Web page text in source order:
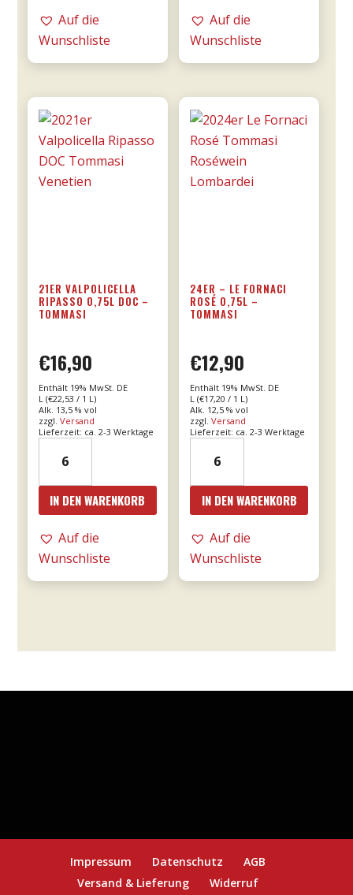
Manduria
-
Menge
Auf die
Wunschliste
Menge
Auf die
Wunschliste
21ER VALPOLICELLA
RIPASSO 0,75L DOC –
TOMMASI
€16,90
Enthält 19% MwSt. DE
L (€22,53 / 1 L)
Alk. 13,5 % vol
zzgl. Versand
Lieferzeit: ca. 2-3 Werktage
Valpolicella
Ripasso
0,75l
DOC
-
IN DEN WARENKORB
Auf die
Wunschliste
24ER – LE FORNACI
ROSÉ 0,75L –
TOMMASI
€12,90
Enthält 19% MwSt. DE
L (€17,20 / 1 L)
Alk. 12,5 % vol
zzgl.Versand
Lieferzeit: ca. 2-3 Werktage
Le
Fornaci
Rosé
0,75l
IN DEN WARENKORB
Auf die
Wunschliste
Impressum Datenschutz
AGB
Versand & Lieferung
Widerruf